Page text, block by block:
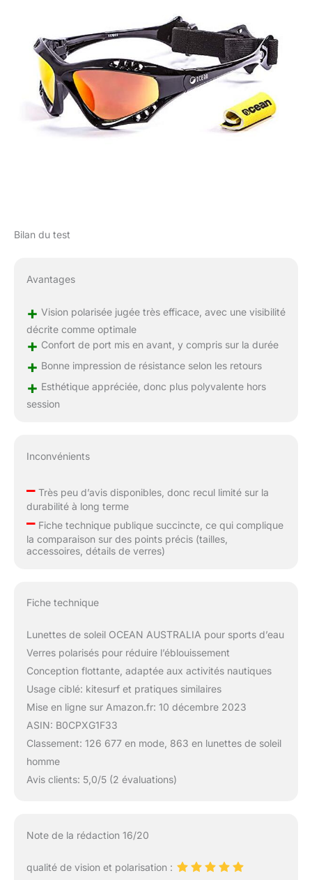
Bilan du test
Avantages
+ Vision polarisée jugée très efficace, avec une visibilité
décrite comme optimale
+ Confort de port mis en avant, y compris sur la durée
+ Bonne impression de résistance selon les retours
+ Esthétique appréciée, donc plus polyvalente hors
session
Inconvénients
–Très peu d’avis disponibles, donc recul limité sur la
durabilité à long terme
–Fiche technique publique succincte, ce qui complique
la comparaison sur des points précis (tailles,
accessoires, détails de verres)
Fiche technique
Lunettes de soleil OCEAN AUSTRALIA pour sports d’eau
Verres polarisés pour réduire l’éblouissement
Conception flottante, adaptée aux activités nautiques
Usage ciblé: kitesurf et pratiques similaires
Mise en ligne sur Amazon.fr: 10 décembre 2023
ASIN: B0CPXG1F33
Classement: 126 677 en mode, 863 en lunettes de soleil
homme
Avis clients: 5,0/5 (2 évaluations)
Note de la rédaction 16/20
qualité de vision et polarisation :